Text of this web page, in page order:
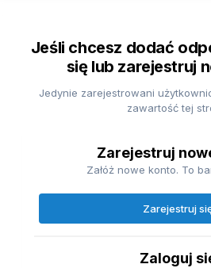
Jeśli chcesz dodać
się lub zarejestruj
Jedynie zarejestrowani
zawartość tej
Zarejestruj
Załóż nowe konto. To
Zarejestruj
Zaloguj